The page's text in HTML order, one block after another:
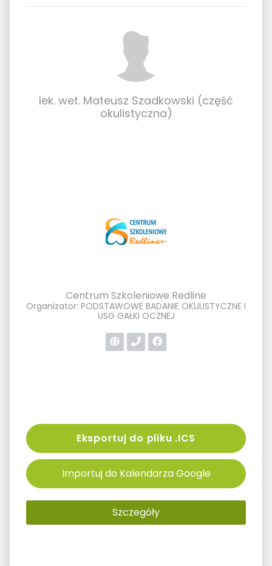
lek. wet. Mateusz Szadkowski (część
okulistyczna)
Centrum Szkoleniowe Redline
Organizator: PODSTAWOWE BADANIE OKULISTYCZNE I
USG GAŁKI OCZNEJ
Eksportuj do pliku .ICS
Importuj do Kalendarza Google
Szczegóły